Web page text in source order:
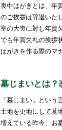
喪中はがきとは、年
のご挨拶は辞退いた
室の大喪に対し年賀
でも年賀欠礼の挨拶
はがきを作る際のマ
墓じまいとは？
「墓じまい」とい
土地を更地にして墓
増えている昨今、お